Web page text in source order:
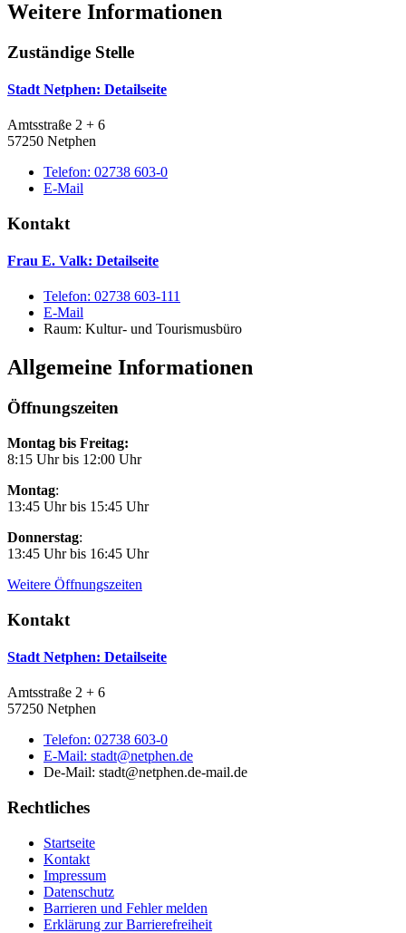
Weitere Informationen
Zuständige Stelle
Stadt Netphen: Detailseite
Amtsstraße 2 + 6
57250 Netphen
Telefon: 02738 603-0
E-Mail
Kontakt
Frau E. Valk: Detailseite
Telefon: 02738 603-111
E-Mail
Raum: Kultur- und Tourismusbüro
Allgemeine Informationen
Öffnungszeiten
Montag bis Freitag:
8:15 Uhr bis 12:00 Uhr
Montag:
13:45 Uhr bis 15:45 Uhr
Donnerstag:
13:45 Uhr bis 16:45 Uhr
Weitere Öffnungszeiten
Kontakt
Stadt Netphen: Detailseite
Amtsstraße 2 + 6
57250 Netphen
Telefon: 02738 603-0
E-Mail: stadt@netphen.de
De-Mail: stadt@netphen.de-mail.de
Rechtliches
Startseite
Kontakt
Impressum
Datenschutz
Barrieren und Fehler melden
Erklärung zur Barrierefreiheit